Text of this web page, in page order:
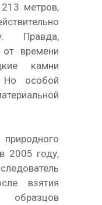
метров,
Правда,
времени
камни
Но особой
2005 году,
взятия